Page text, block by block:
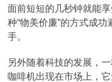
面前短短的几秒钟就能
种“物美价廉”的方式成
手。
另外随着科技的发展，一
咖啡机出现在市场上，